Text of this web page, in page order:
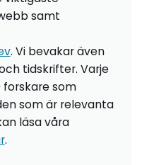
samt
. Vi bevakar även
tidskrifter. Varje
forskare som
som är relevanta
läsa våra
.